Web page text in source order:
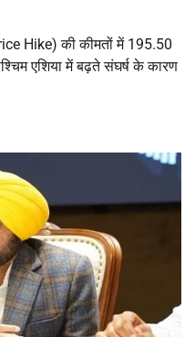
Hike) की कीमतों में 195.50
एशिया में बढ़ते संघर्ष के कारण